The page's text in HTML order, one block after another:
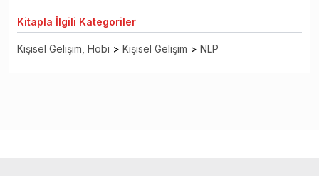
Kitapla İlgili Kategoriler
Kişisel Gelişim, Hobi > Kişisel Gelişim > NLP